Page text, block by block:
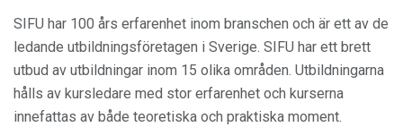
SIFU har 100 års erfarenhet inom branschen och är ett av de
ledande utbildningsföretagen i Sverige. SIFU har ett brett
utbud av utbildningar inom 15 olika områden. Utbildningarna
hålls av kursledare med stor erfarenhet och kurserna
innefattas av både teoretiska och praktiska moment.